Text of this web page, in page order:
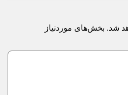
شد. بخش‌های موردنیاز